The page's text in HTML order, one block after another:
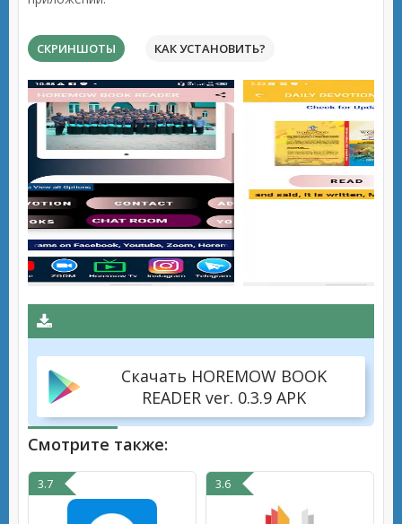
СКРИНШОТЫ КАК УСТАНОВИТЬ?
Скачать HOREMOW BOOK
READER ver. 0.3.9 APK
Смотрите также:
3.7 3.6